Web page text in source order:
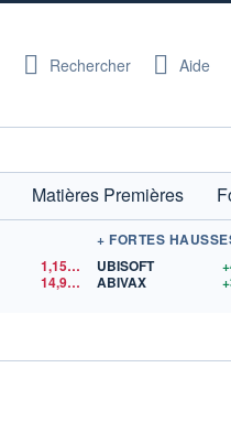
Rechercher Aide
Matières Premières
1,1550
$US
14,90$US
+ FORTES
UBISOFT
ABIVAX